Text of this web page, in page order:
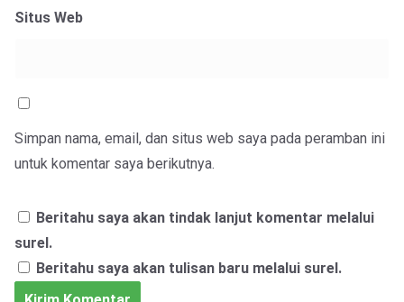
Situs Web
Simpan nama, email, dan situs web saya pada peramban ini
untuk komentar saya berikutnya.
Beritahu saya akan tindak lanjut komentar melalui
surel.
Beritahu saya akan tulisan baru melalui surel.